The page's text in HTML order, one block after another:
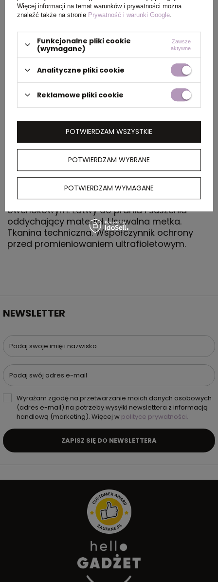
PAKOWANIE
Wymiary
kartonu
zewnętrznego
45 x 32 x 23 cm
Waga
6 kg
OPIS
Techniczna koszulka raglanowa z krótkim
rękawem. Dekolt z krytymi szwami. Boczne
rozcięcia z dopasowanym szwem
owerlokowym. Łatwy do prania i suszenia
oddychający materiał. Usuwalna metka.
Tkanina techniczna. Współczynnik ochrony
przed promieniowaniem ultrafioletowym.
NEWSLETTER
Podaj swoje imię i nazwisko
Podaj swój adres e-mail
Wyrażam zgodę na przetwarzanie moich danych osobowych
(adres e-mail) na potrzeby wysyłki newslettera z informacją
handlową (marketing). Więcej w polityce prywatności.
ZAPISZ SIĘ DO NEWSLETTERA
Więcej informacji na temat warunków i prywatności można
znaleźć także na stronie Prywatność i warunki Google
Funkcjonalne pliki cookie
(wymagane)
Zawsze
aktywne
Analityczne pliki cookie
Reklamowe pliki cookie
POTWIERDZAM WYBRANE
POTWIERDZAM WYMAGANE
POTWIERDZAM WSZYSTKIE